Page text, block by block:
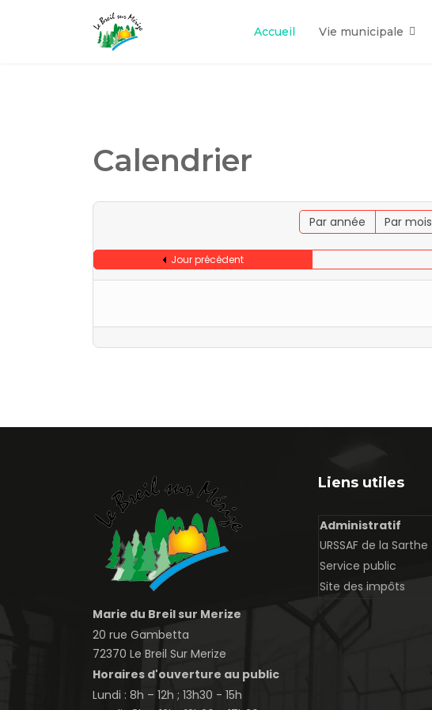
Accueil Vie municipale
Calendrier
Par année Par mois
Jour précédent
Marie du Breil sur Merize
20 rue Gambetta
72370 Le Breil Sur Merize
Horaires d'ouverture au public
Lundi : 8h – 12h ; 13h30 - 15h
Liens utiles
Administratif
URSSAF de la Sarthe
Service public
Site des impôts